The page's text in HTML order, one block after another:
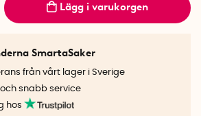
Lägg i varukorgen
SmartaSaker
från vårt lager i Sverige
snabb service
hos